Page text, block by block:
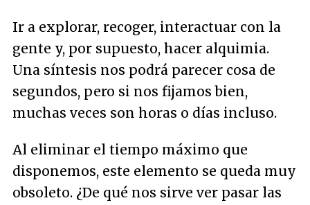
Ir a explorar, recoger, interactuar con la
gente y, por supuesto, hacer alquimia.
Una síntesis nos podrá parecer cosa de
segundos, pero si nos fijamos bien,
muchas veces son horas o días incluso.
Al eliminar el tiempo máximo que
disponemos, este elemento se queda muy
obsoleto. ¿De qué nos sirve ver pasar las